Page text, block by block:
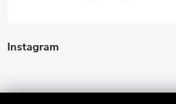
Instagram